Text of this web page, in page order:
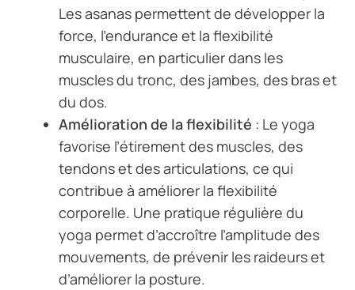
Les asanas permettent de développer la
force, l’endurance et la flexibilité
musculaire, en particulier dans les
muscles du tronc, des jambes, des bras et
du dos.
Amélioration de la flexibilité : Le yoga
favorise l’étirement des muscles, des
tendons et des articulations, ce qui
contribue à améliorer la flexibilité
corporelle. Une pratique régulière du
yoga permet d’accroître l’amplitude des
mouvements, de prévenir les raideurs et
d’améliorer la posture.